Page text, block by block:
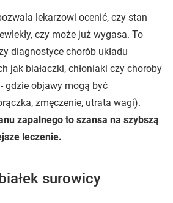
lekarzowi ocenić, czy stan
czy może już wygasa. To
diagnostyce chorób układu
jak białaczki, chłoniaki czy choroby
gdzie objawy mogą być
zmęczenie, utrata wagi).
zapalnego to szansa na szybszą
leczenie.
surowicy